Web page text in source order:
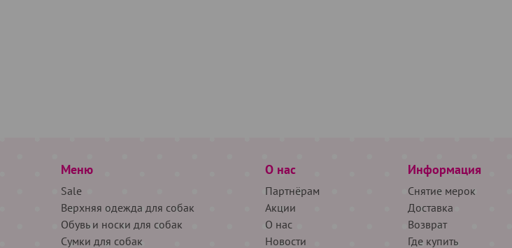
Меню
Sale
Верхняя одежда для собак
Обувь и носки для собак
Сумки для собак
О нас
Партнёрам
Акции
О нас
Новости
Информация
Снятие мерок
Доставка
Возврат
Где купить